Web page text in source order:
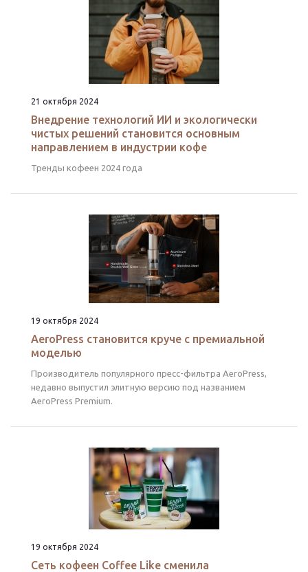
21 октября 2024
Внедрение технологий ИИ и экологически
чистых решений становится основным
направлением в индустрии кофе
Тренды кофеен 2024 года
19 октября 2024
AeroPress становится круче с премиальной
моделью
Производитель популярного пресс-фильтра AeroPress,
недавно выпустил элитную версию под названием
AeroPress Premium.
19 октября 2024
Сеть кофеен Coffee Like сменила